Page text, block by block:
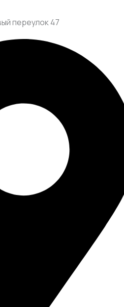
переулок 47